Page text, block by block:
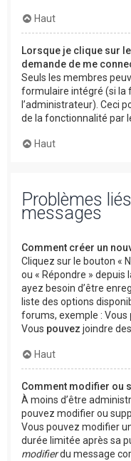
Haut
Lorsque je clique sur
demande de me
Seuls les membres
formulaire intégré (si la
l’administrateur). Ceci
de la fonctionnalité par
Haut
Problèmes
messages
Comment créer un
Cliquez sur le bouton «
ou « Répondre » depuis
ayez besoin d’être
liste des options
forums, exemple : Vous
Vous pouvez joindre
Haut
Comment modifier ou
À moins d’être
pouvez modifier ou
Vous pouvez modifier
durée limitée après sa
modifierdu message